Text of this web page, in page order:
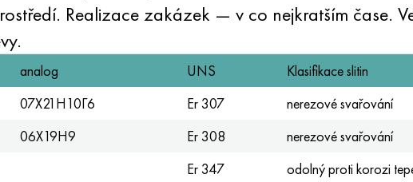
Realizace zakázek — v co nejkratším čase.
analog UNS
Klasifikace slitin
07Х21Н10Г6 Er 307
nerezové svařování
06X19H9 Er 308
nerezové svařování
Er 347
odolný proti korozi